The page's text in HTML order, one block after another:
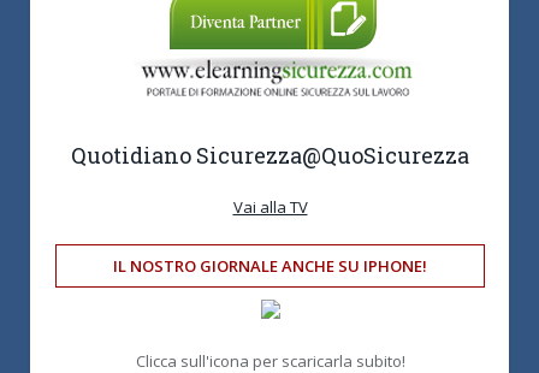
Quotidiano Sicurezza@QuoSicurezza
Vai alla TV
IL NOSTRO GIORNALE ANCHE SU IPHONE!
Clicca sull'icona per scaricarla subito!